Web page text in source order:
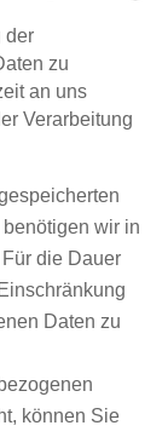
der
zu
an uns
Verarbeitung
wir in
die Dauer
Daten zu
können Sie